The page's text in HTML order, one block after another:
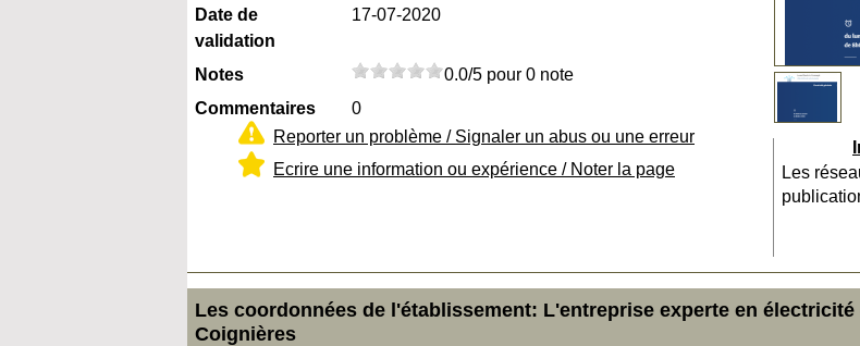
Date de
validation
17-07-2020
Notes
0.0/5 pour 0 note
Commentaires
0
Reporter un problème / Signaler un abus ou une erreur
Ecrire une information ou expérience / Noter la page
Les
Les coordonnées de l'établissement: L'entreprise experte en électricité
Coignières